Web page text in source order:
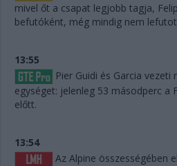
mivel őt a csapat legjobb tagja,
befutóként, még mindig nem
13:55
Pier Guidi és Garcia
egységet: jelenleg 53 másodperc a
előtt.
13:54
Az Alpine összességében